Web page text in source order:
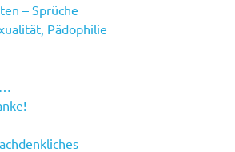
– Sprüche
Pädophilie